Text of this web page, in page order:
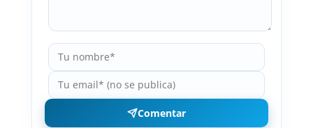
Comentar